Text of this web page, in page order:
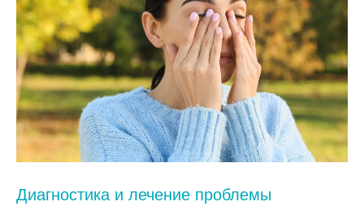
Диагностика и лечение проблемы